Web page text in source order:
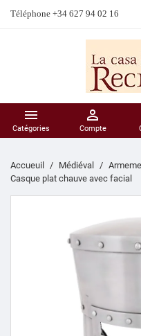
Téléphone +34 627 94 02 16

Catégories

Compte
Accueuil Médiéval
Casque plat chauve avec facial